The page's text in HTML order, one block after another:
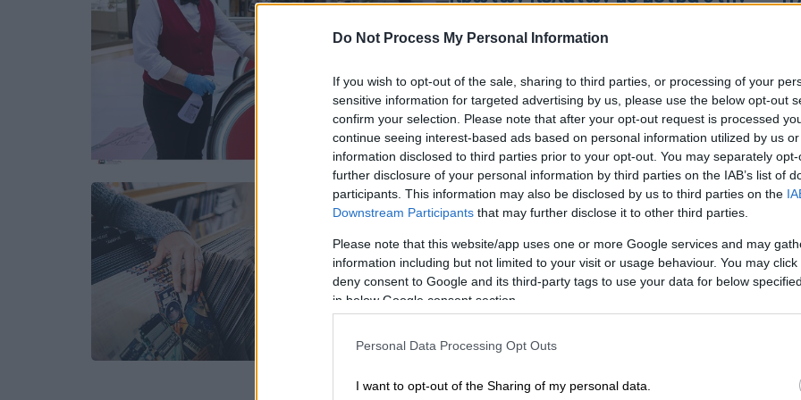
Do Not Process My Personal Information
If you wish to opt-out of the sale, sharing to third parties, or processing of your
sensitive information for targeted advertising by us, please use the below opt-out
confirm your selection. Please note that after your opt-out request is processed
continue seeing interest-based ads based on personal information utilized by us
information disclosed to third parties prior to your opt-out. You may separately
further disclosure of your personal information by third parties on the IAB’s list of
participants. This information may also be disclosed by us to third parties on the
Downstream Participants that may further disclose it to other third parties.
Please note that this website/app uses one or more Google services and may
information including but not limited to your visit or usage behaviour. You may
deny consent to Google and its third-party tags to use your data for below
in below Google consent section.
Personal Data Processing Opt Outs
I want to opt-out of the Sharing of my personal data.
Τόσο οι καταναλωτές όσο και οι
εργαζόμενοι προσαρμόστηκαν
πλήρως στους υγειονομικούς
κανόνες για την επανέναρξη της
λειτουργίας των εμπορικών κέντρων
Ελλάδα |23.04.2021 16:55
Ανοίγουν mall με ραντεβού και
κέντρα αισθητικής - Click inside
σε Θεσσαλονίκη
To υπουργείο Ανάπτυξης είχε
εισηγηθεί και τις προηγούμενες
εβδομάδες την επαναλειτουργία τόσο
των εμπορικών κέντρων όσο και των
κέντρων αισθητικής, ωστόσο είχε